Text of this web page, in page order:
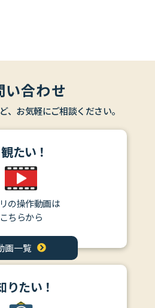
い合わせ
、お気軽にご相談ください。
観たい！
の操作動画は
こちらから
画一覧
りたい！